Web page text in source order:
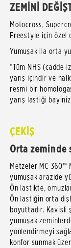
ZEMİNİ
Motocross,
Freestyle için özel
Yumuşak ila orta
*Tüm NHS (cadde
yarış içindir ve
resmi bir
yarış lastiği
ÇEKİŞ
Orta zeminde
Metzeler MC 360™
yumuşak arazide
Ön lastikte,
Ön lastiğin orta
boyuttadır. Kavisli
yumuşak
yönlendirmeyi
konfor sunmak